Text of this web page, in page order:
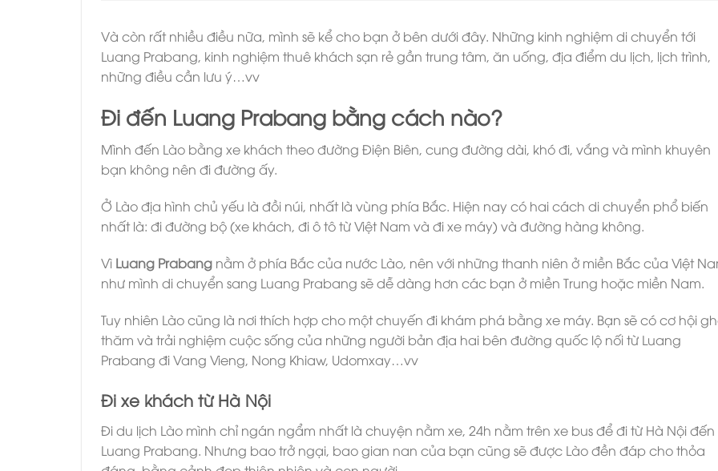
Và còn rất nhiều điều nữa, mình sẽ kể cho bạn ở bên dưới đây. Những kinh nghiệm di chuyển tới
Luang Prabang, kinh nghiệm thuê khách sạn rẻ gần trung tâm, ăn uống, địa điểm du lịch, lịch trình,
những điều cần lưu ý…vv
Đi đến Luang Prabang bằng cách nào?
Mình đến Lào bằng xe khách theo đường Điện Biên, cung đường dài, khó đi, vắng và mình khuyên
bạn không nên đi đường ấy.
Ở Lào địa hình chủ yếu là đồi núi, nhất là vùng phía Bắc. Hiện nay có hai cách di chuyển phổ biến
nhất là: đi đường bộ (xe khách, đi ô tô từ Việt Nam và đi xe máy) và đường hàng không.
Vì Luang Prabang nằm ở phía Bắc của nước Lào, nên với những thanh niên ở miền Bắc của Việt
như mình di chuyển sang Luang Prabang sẽ dễ dàng hơn các bạn ở miền Trung hoặc miền Nam.
Tuy nhiên Lào cũng là nơi thích hợp cho một chuyến đi khám phá bằng xe máy. Bạn sẽ có cơ hội
thăm và trải nghiệm cuộc sống của những người bản địa hai bên đường quốc lộ nối từ Luang
Prabang đi Vang Vieng, Nong Khiaw, Udomxay…vv
Đi xe khách từ Hà Nội
Đi du lịch Lào mình chỉ ngán ngẩm nhất là chuyện nằm xe, 24h nằm trên xe bus để đi từ Hà Nội đến
Luang Prabang. Nhưng bao trở ngại, bao gian nan của bạn cũng sẽ được Lào đền đáp cho thỏa